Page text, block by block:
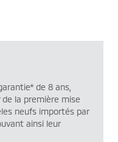
de 8 ans,
la première mise
neufs importés par
ainsi leur